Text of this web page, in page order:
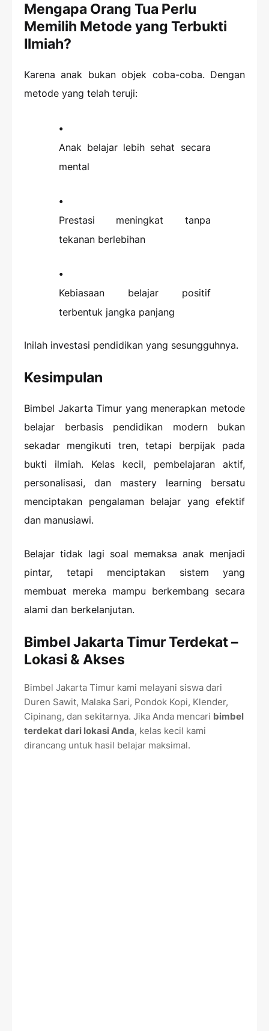
Mengapa Orang Tua Perlu
Memilih Metode yang Terbukti
Ilmiah?
Karena anak bukan objek coba-coba. Dengan
metode yang telah teruji:
Anak belajar lebih sehat secara
mental
Prestasi meningkat tanpa
tekanan berlebihan
Kebiasaan belajar positif
terbentuk jangka panjang
Inilah investasi pendidikan yang sesungguhnya.
Kesimpulan
Bimbel Jakarta Timur yang menerapkan metode
belajar berbasis pendidikan modern bukan
sekadar mengikuti tren, tetapi berpijak pada
bukti ilmiah. Kelas kecil, pembelajaran aktif,
personalisasi, dan mastery learning bersatu
menciptakan pengalaman belajar yang efektif
dan manusiawi.
Belajar tidak lagi soal memaksa anak menjadi
pintar, tetapi menciptakan sistem yang
membuat mereka mampu berkembang secara
alami dan berkelanjutan.
Bimbel Jakarta Timur Terdekat –
Lokasi & Akses
Bimbel Jakarta Timur kami melayani siswa dari
Duren Sawit, Malaka Sari, Pondok Kopi, Klender,
Cipinang, dan sekitarnya. Jika Anda mencari bimbel
terdekat dari lokasi Anda, kelas kecil kami
dirancang untuk hasil belajar maksimal.